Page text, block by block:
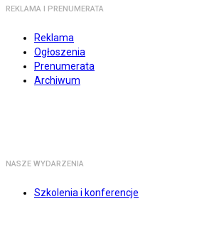
REKLAMA I PRENUMERATA
Reklama
Ogłoszenia
Prenumerata
Archiwum
NASZE WYDARZENIA
Szkolenia i konferencje